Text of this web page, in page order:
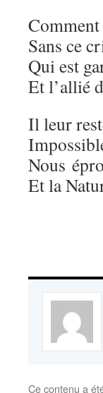
Sans ce
Qui est
Et l’allié
Il leur
Nous
Et la
Ce contenu a